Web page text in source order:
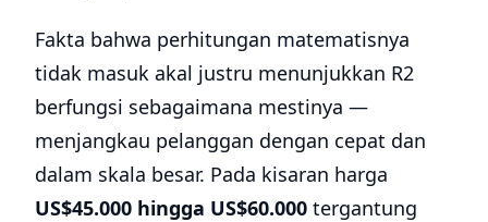
Fakta bahwa perhitungan matematisnya
tidak masuk akal justru menunjukkan R2
berfungsi sebagaimana mestinya —
menjangkau pelanggan dengan cepat dan
dalam skala besar. Pada kisaran harga
US$45.000 hingga US$60.000 tergantung